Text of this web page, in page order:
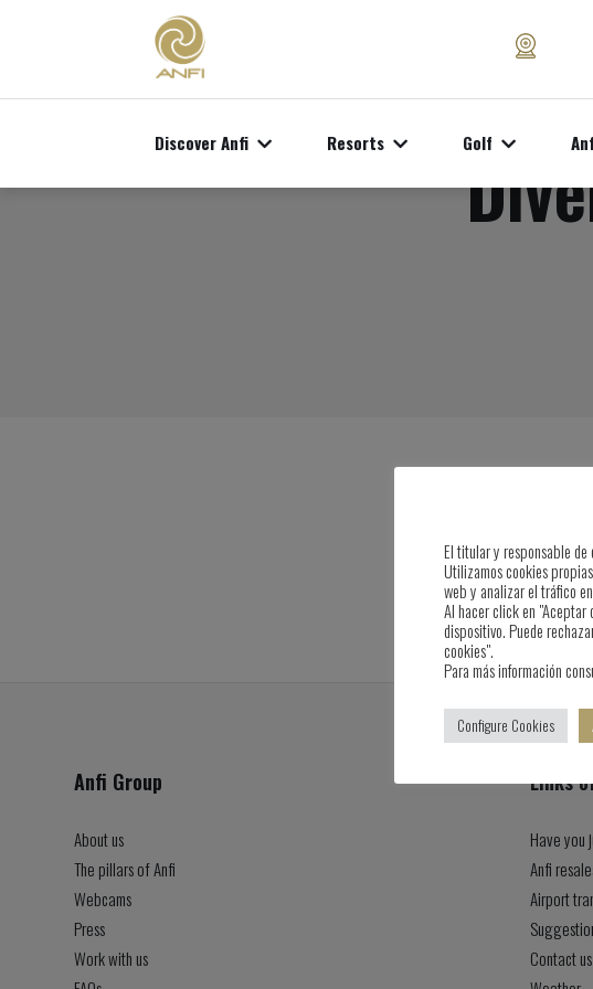
Discover Anfi Resorts Golf
Anfi Group
About us
The pillars of Anfi
Webcams
Press
Work with us
Links
Have you
Anfi
Airport
Contact us
El titular y responsable
Utilizamos cookies
web y analizar el tráfico
Al hacer click en "Aceptar
dispositivo. Puede
cookies".
Para más información
Configure Cookies